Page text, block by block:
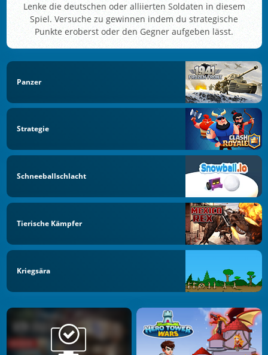
Lenke die deutschen oder alliierten Soldaten in diesem
Spiel. Versuche zu gewinnen indem du strategische
Punkte eroberst oder den Gegner aufgeben lässt.
Panzer
Strategie
Schneeballschlacht
Tierische Kämpfer
Kriegsära